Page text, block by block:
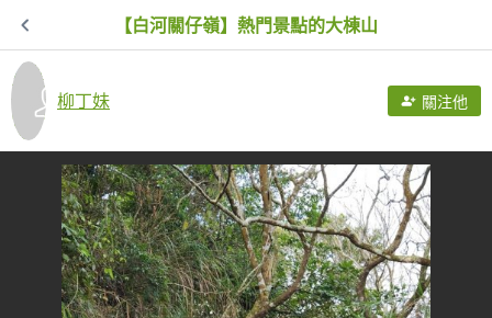
【白河關仔嶺】熱門景點的大棟山
柳丁妹 關注他